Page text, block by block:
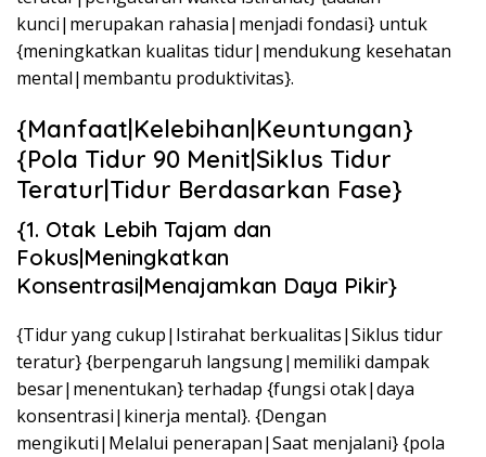
kunci|merupakan rahasia|menjadi fondasi} untuk
{meningkatkan kualitas tidur|mendukung kesehatan
mental|membantu produktivitas}.
{Manfaat|Kelebihan|Keuntungan}
{Pola Tidur 90 Menit|Siklus Tidur
Teratur|Tidur Berdasarkan Fase}
{1. Otak Lebih Tajam dan
Fokus|Meningkatkan
Konsentrasi|Menajamkan Daya Pikir}
{Tidur yang cukup|Istirahat berkualitas|Siklus tidur
teratur} {berpengaruh langsung|memiliki dampak
besar|menentukan} terhadap {fungsi otak|daya
konsentrasi|kinerja mental}. {Dengan
mengikuti|Melalui penerapan|Saat menjalani} {pola